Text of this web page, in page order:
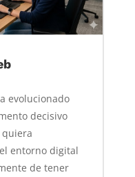
evolucionado
decisivo
entorno digital
de tener